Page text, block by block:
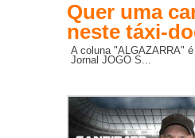
Quer uma
neste táxi-
A coluna "ALGAZARRA"
Jornal JOGO S...